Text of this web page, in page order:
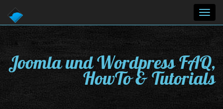
Joomla und Wordpress FAQ,
HowTo & Tutorials